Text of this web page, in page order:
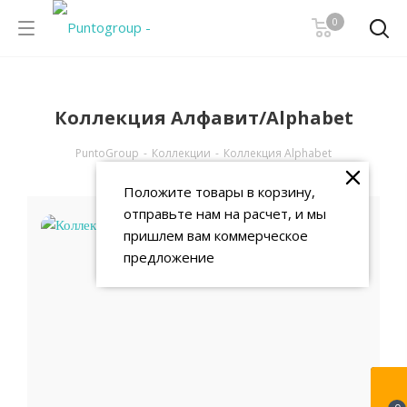
0
Коллекция Алфавит/Alphabet
PuntoGroup - Коллекции - Коллекция Alphabet
Положите товары в корзину,
отправьте нам на расчет, и мы
пришлем вам коммерческое
предложение